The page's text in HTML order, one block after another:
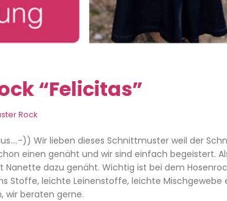
“Felicitas”
Rock
)) Wir lieben dieses Schnittmuster weil der
einen genäht und wir sind einfach begeistert.
dazu genäht. Wichtig ist bei dem
Stoffe, leichte Leinenstoffe, leichte Mischgewebe
wir beraten gerne.